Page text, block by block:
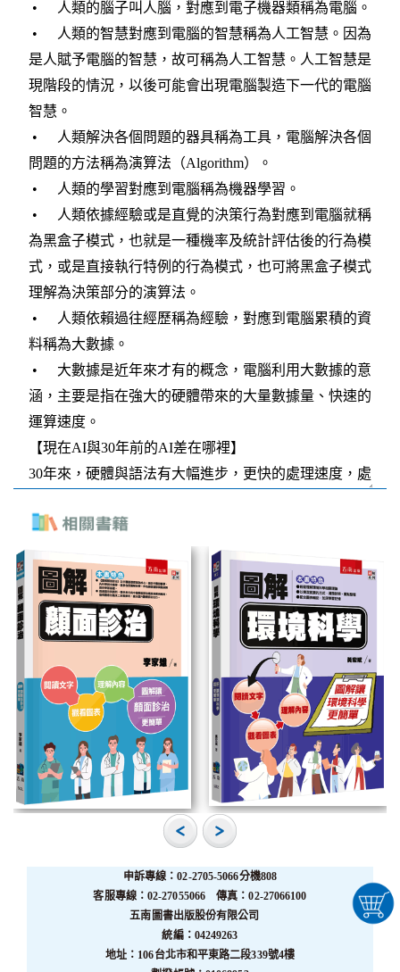
申訴專線：02-2705-5066分機808
客服專線：02-27055066 傳真：02-27066100
五南圖書出版股份有限公司
統編：04249263
地址：106台北市和平東路二段339號4樓